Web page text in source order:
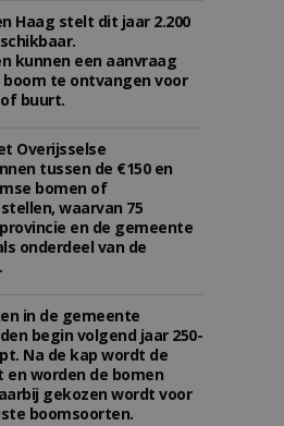
Haag stelt dit jaar 2.200
kunnen een aanvraag
boom te ontvangen voor
buurt.
Overijsselse
tussen de €150 en
bomen of
waarvan 75
en de gemeente
onderdeel van de
in de gemeente
begin volgend jaar 250-
Na de kap wordt de
worden de bomen
gekozen wordt voor
boomsoorten.